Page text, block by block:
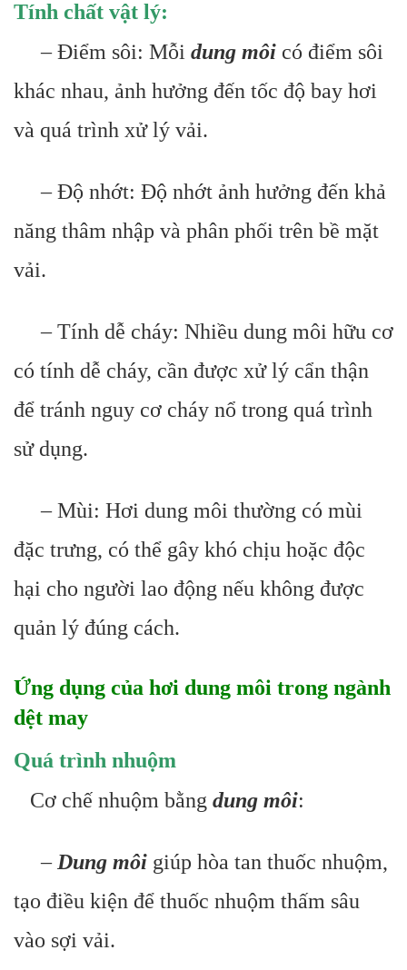
Tính chất vật lý:
– Điểm sôi: Mỗi dung môi có điểm sôi
khác nhau, ảnh hưởng đến tốc độ bay hơi
và quá trình xử lý vải.
– Độ nhớt: Độ nhớt ảnh hưởng đến khả
năng thâm nhập và phân phối trên bề mặt
vải.
– Tính dễ cháy: Nhiều dung môi hữu cơ
có tính dễ cháy, cần được xử lý cẩn thận
để tránh nguy cơ cháy nổ trong quá trình
sử dụng.
– Mùi: Hơi dung môi thường có mùi
đặc trưng, có thể gây khó chịu hoặc độc
hại cho người lao động nếu không được
quản lý đúng cách.
Ứng dụng của hơi dung môi trong ngành
dệt may
Quá trình nhuộm
Cơ chế nhuộm bằng dung môi:
– Dung môi giúp hòa tan thuốc nhuộm,
tạo điều kiện để thuốc nhuộm thấm sâu
vào sợi vải.